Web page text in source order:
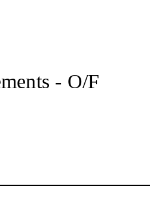
- O/F